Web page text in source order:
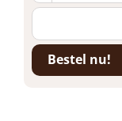
Bestel nu!